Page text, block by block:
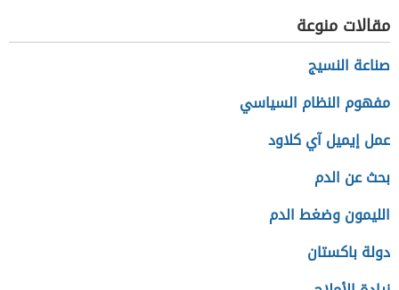
مقالات منوعة
صناعة النسيج
مفهوم النظام السياسي
عمل إيميل آي كلاود
بحث عن الدم
الليمون وضغط الدم
دولة باكستان